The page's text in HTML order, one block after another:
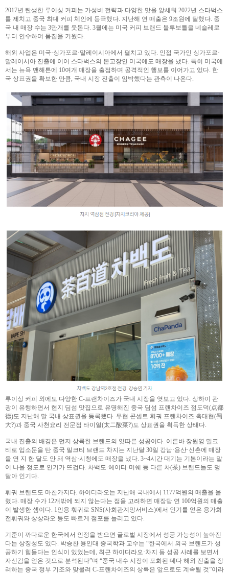
2017년 탄생한 루이싱 커피는 가성비 전략과 다양한 맛을 앞세워 2022년 스타벅스
를 제치고 중국 최대 커피 체인에 등극했다. 지난해 연 매출은 9조원에 달했다. 중
국 내 매장 수는 3만개를 웃돈다. 3월에는 미국 커피 브랜드 블루보틀을 네슬레로
부터 인수하며 몸집을 키웠다.
해외 사업은 미국·싱가포르·말레이시아에서 펼치고 있다. 인접 국가인 싱가포르·
말레이시아 진출에 이어 스타벅스의 본고장인 미국에도 매장을 냈다. 특히 미국에
서는 뉴욕 맨해튼에 10여개 매장을 출점하며 공격적인 행보를 이어가고 있다. 한
국 상표권을 확보한 만큼, 국내 시장 진출이 임박했다는 관측이 나온다.
루이싱 커피 외에도 다양한 C-프랜차이즈가 국내 시장을 엿보고 있다. 상하이 관
광이 유행하면서 현지 딤섬 맛집으로 유명해진 중국 딤섬 프랜차이즈 점도덕(点都
德)도 지난해 말 국내 상표권을 등록했다. 무협 콘셉트 훠궈 프랜차이즈 촉대협(蜀
大?)과 중국 사천요리 전문점 타이얼(太二酸菜?)도 상표권을 획득한 상태다.
국내 진출의 배경은 먼저 상륙한 브랜드의 잇따른 성공이다. 이른바 장원영 밀크
티로 입소문을 탄 중국 밀크티 브랜드 차지는 지난달 30일 강남·용산·신촌에 매장
을 연 지 한 달도 안 돼 역삼·시청에도 매장을 냈다. 3~4시간 대기는 기본이라는 말
이 나올 정도로 인기가 뜨겁다. 차백도·헤이티·미쉐 등 다른 차(茶) 브랜드들도 덩
달아 인기다.
훠궈 브랜드도 마찬가지다. 하이디라오는 지난해 국내에서 1177억원의 매출을 올
렸다. 매장 수가 12개밖에 되지 않는다는 점을 고려하면 매장당 연 100억원의 매출
이 발생한 셈이다. 1인용 훠궈로 SNS(사회관계망서비스)에서 인기를 얻은 용가회
전훠궈와 상상라오 등도 빠르게 점포를 늘리고 있다.
기준이 까다로운 한국에서 인정을 받으면 글로벌 시장에서 성공 가능성이 높아진
다는 상징성도 있다. 박승찬 용인대 중국학과 교수는 “한국에서 외국 브랜드가 성
공하기 힘들다는 인식이 있었는데, 최근 하이디라오·차지 등 성공 사례를 보면서
자신감을 얻은 것으로 분석된다”며 “중국 내수 시장이 포화된 데다 해외 진출을 장
려하는 중국 정부 기조와 맞물려 C-프랜차이즈의 상륙은 앞으로도 계속될 것”이라